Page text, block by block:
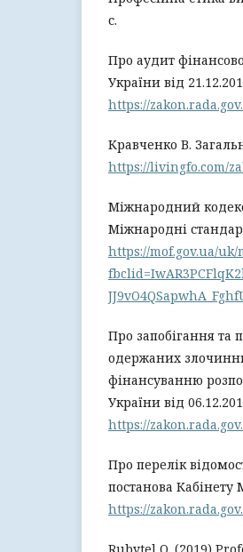
с.
Про аудит
України від
https://
Кравченко В.
https://livingfo.com/
Міжнародний
Міжнародні
https://mof.gov.ua/
Про запобігання та
одержаних
фінансуванню
України від
https://
Про перелік
постанова Кабінету
https://